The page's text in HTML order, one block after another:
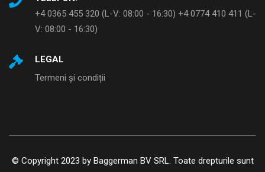
+4 0365 455 320 (L-V: 08:00 - 16:30) +4 0774 410 411 (L-
V: 08:00 - 16:30)
LEGAL
Termeni și condiții
© Copyright 2023 by Baggerman BV SRL. Toate drepturile sunt